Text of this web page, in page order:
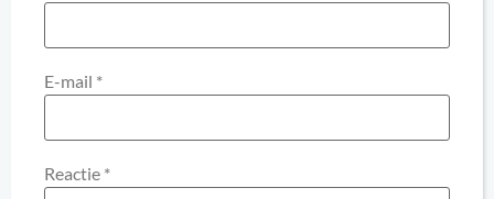
E-mail *
Reactie *